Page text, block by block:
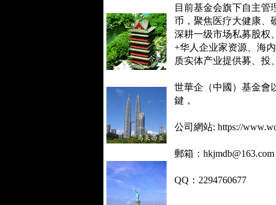
目前基金会旗下自主管
币，聚焦医疗大健康、
深耕一级市场私募股权
+华人企业家资源、海
质实体产业提供募、投
世華企（中國）基金會
鍵，
公司網站: https://
郵箱：hkjmdb@163.com
QQ：2294760677